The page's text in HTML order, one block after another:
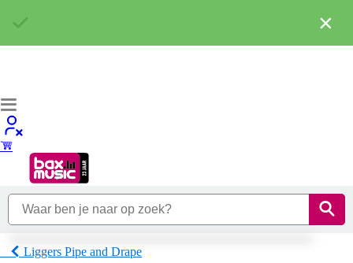
Liggers Pipe and Drape
×